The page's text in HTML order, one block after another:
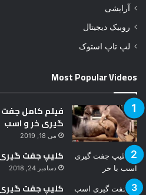
ر
ک
ن
آرایشی
روبیک دیجیتال
لپ تاپ استوک
Most Popular Videos
فیلم کامل
گیری خر و اسب
می 18, 2019
کلیپ جفت
دسامبر 24, 2018
کلیپ جفت